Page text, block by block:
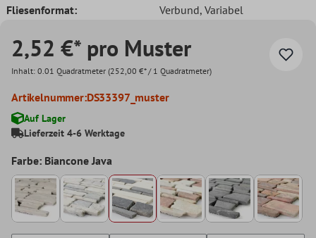
Fliesenformat:
Verbund, Variabel
2,52 €* pro Muster
Inhalt: 0.01 Quadratmeter (252,00 €* / 1 Quadratmeter)
Artikelnummer:DS33397_muster
Auf Lager
Lieferzeit 4-6 Werktage
Farbe: Biancone Java